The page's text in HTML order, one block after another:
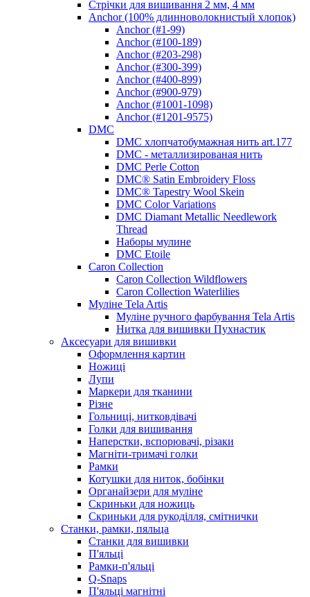
Стрічки для вишивання 2 мм, 4 мм
Anchor (100% длинноволокнистый хлопок)
Anchor (#1-99)
Anchor (#100-189)
Anchor (#203-298)
Anchor (#300-399)
Anchor (#400-899)
Anchor (#900-979)
Anchor (#1001-1098)
Anchor (#1201-9575)
DMC
DMC хлопчатобумажная нить art.177
DMC - металлизированая нить
DMC Perle Cotton
DMC® Satin Embroidery Floss
DMC® Tapestry Wool Skein
DMC Color Variations
DMC Diamant Metallic Needlework
Thread
Наборы мулине
DMC Etoile
Caron Collection
Caron Collection Wildflowers
Caron Collection Waterlilies
Муліне Tela Artis
Муліне ручного фарбування Tela Artis
Нитка для вишивки Пухнастик
Аксесуари для вишивки
Оформлення картин
Ножиці
Лупи
Маркери для тканини
Різне
Гольниці, нитковдівачі
Голки для вишивання
Наперстки, вспорювачі, різаки
Магніти-тримачі голки
Рамки
Котушки для ниток, бобінки
Органайзери для муліне
Скриньки для ножиць
Скриньки для рукоділля, смітнички
Станки, рамки, пяльца
Станки для вишивки
П'яльці
Рамки-п'яльці
Q-Snaps
П'яльці магнітні